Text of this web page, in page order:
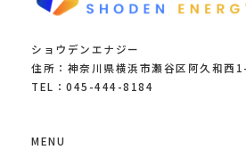
ショウデンエナジー
住所：神奈川県横浜市瀬谷区阿久和西
TEL：045-444-8184
MENU